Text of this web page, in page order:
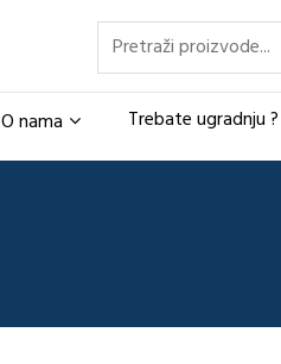
Pretraži
O nama Trebate ugradnju ?